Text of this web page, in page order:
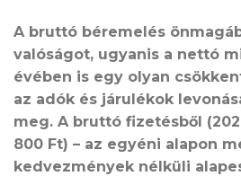
A bruttó béremelés
valóságot, ugyanis a nettó
évében is egy olyan
az adók és járulékok
meg. A bruttó fizetésből
800 Ft) – az egyéni alapon
kedvezmények nélküli